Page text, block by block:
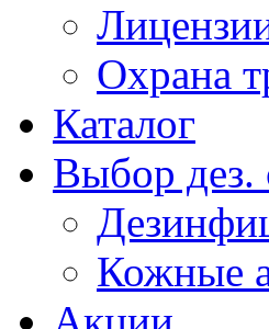
Охрана
Каталог
Выбор дез.
Кожные